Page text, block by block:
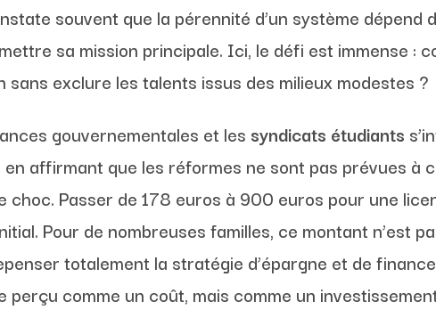
souvent que la pérennité d’un système
sa mission principale. Ici, le défi est immense :
sans exclure les talents issus des milieux modestes ?
gouvernementales et les syndicats étudiants
affirmant que les réformes ne sont pas prévues à
choc. Passer de 178 euros à 900 euros pour une
Pour de nombreuses familles, ce montant n’est
totalement la stratégie d’épargne et de
perçu comme un coût, mais comme un